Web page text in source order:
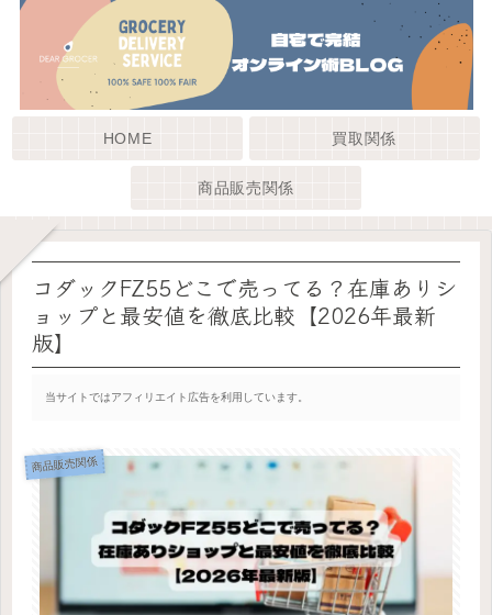
HOME 買取関係
商品販売関係
コダックFZ55どこで売ってる？在庫ありシ
ョップと最安値を徹底比較【2026年最新
版】
当サイトではアフィリエイト広告を利用しています。
商品販売関係